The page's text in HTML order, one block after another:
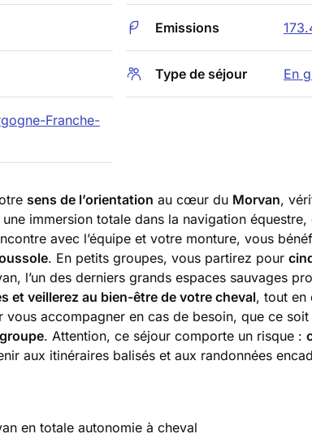
Franche-
Emissions
Type de séjour En
sens de l’orientation au cœur du Morvan,
immersion totale dans la navigation
avec l’équipe et votre monture, vous
. En petits groupes, vous partirez pour
l’un des derniers grands espaces sauvages
et veillerez au bien-être de votre cheval, tout en
vous accompagner en cas de besoin, que ce
. Attention, ce séjour comporte un risque :
aux itinéraires balisés et aux randonnées
en totale autonomie à cheval